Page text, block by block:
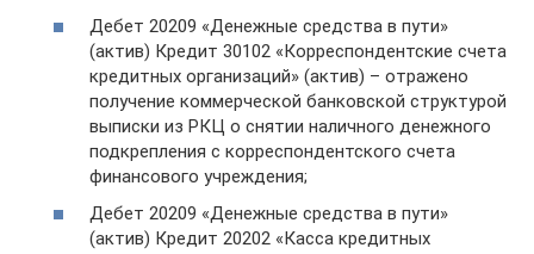
Дебет 20209 «Денежные средства в пути»
(актив) Кредит 30102 «Корреспондентские счета
кредитных организаций» (актив) – отражено
получение коммерческой банковской структурой
выписки из РКЦ о снятии наличного денежного
подкрепления с корреспондентского счета
финансового учреждения;
Дебет 20209 «Денежные средства в пути»
(актив) Кредит 20202 «Касса кредитных